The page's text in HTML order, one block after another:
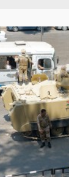
إقرأ المزيد